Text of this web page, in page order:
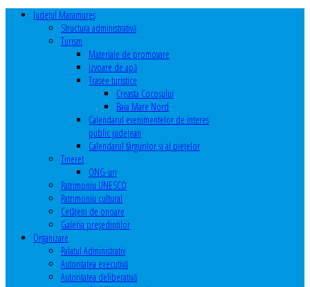
Judeţul Maramureş
Structura administrativă
Turism
Materiale de promovare
Izvoare de apă
Trasee turistice
Creasta Cocoșului
Baia Mare Nord
Calendarul evenimentelor de interes
public judeţean
Calendarul târgurilor şi al pieţelor
Tineret
ONG-uri
Patrimoniu UNESCO
Patrimoniu cultural
Cetăţeni de onoare
Galeria președinților
Organizare
Palatul Administrativ
Autoritatea executivă
Autoritatea deliberativă